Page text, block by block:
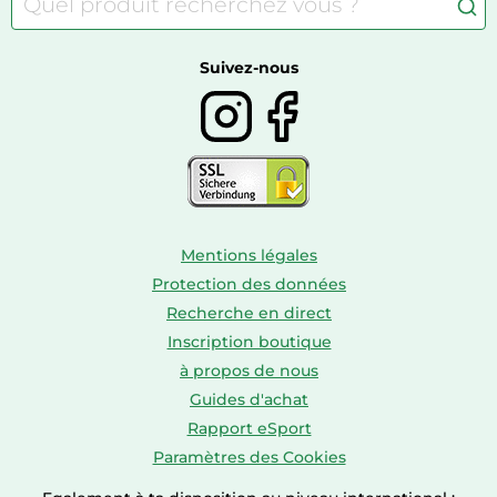
Caravaning
Autour du thé
Autour du vin
Suivez-nous
Mentions légales
Protection des données
Recherche en direct
Inscription boutique
à propos de nous
Guides d'achat
Rapport eSport
Paramètres des Cookies